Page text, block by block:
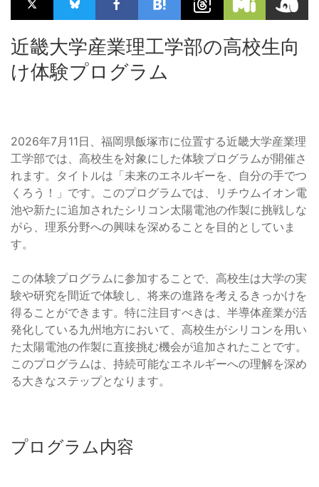
近畿大学産業理工学部の高校生向
け体験プログラム
2026年7月11日、福岡県飯塚市に位置する近畿大学産業理
工学部では、高校生を対象にした体験プログラムが開催さ
れます。タイトルは「未来のエネルギーを、自分の手でつ
くろう！」です。このプログラムでは、リチウムイオン電
池や新たに追加されたシリコン太陽電池の作製に挑戦しな
がら、理系分野への興味を深めることを目的としていま
す。
この体験プログラムに参加することで、高校生は大学の実
験や研究を間近で体験し、将来の進路を考えるきっかけを
得ることができます。特に注目すべきは、半導体産業が活
発化している九州地方において、高校生がシリコンを用い
た太陽電池の作製に直接挑む機会が追加されたことです。
このプログラムは、持続可能なエネルギーへの理解を深め
る大きなステップとなります。
プログラム内容